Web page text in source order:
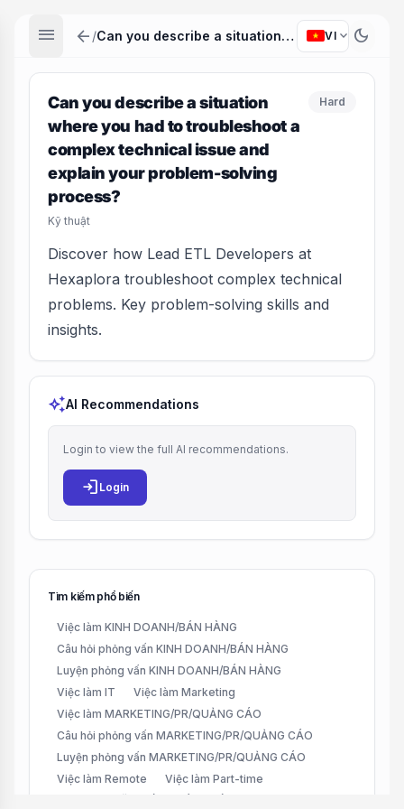
menu arrow_back / Can you describe a situation where you had to troubleshoot a complex technical issue and explain your problem-solving process? VI expand_more dark_mode
Can you describe a situation
where you had to troubleshoot a
complex technical issue and
explain your problem-solving
process?
Kỹ thuật
Hard
Discover how Lead ETL Developers at
Hexaplora troubleshoot complex technical
problems. Key problem-solving skills and
insights.
auto_awesomeAI Recommendations
Login to view the full AI recommendations.
login Login
Tìm kiếm phổ biến
Việc làm KINH DOANH/BÁN HÀNG
Câu hỏi phỏng vấn KINH DOANH/BÁN HÀNG
Luyện phỏng vấn KINH DOANH/BÁN HÀNG
Việc làm IT
Việc làm Marketing
Việc làm MARKETING/PR/QUẢNG CÁO
Câu hỏi phỏng vấn MARKETING/PR/QUẢNG CÁO
Luyện phỏng vấn MARKETING/PR/QUẢNG CÁO
Việc làm Remote
Việc làm Part-time